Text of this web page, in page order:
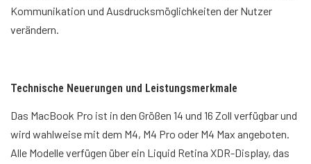
Kommunikation und Ausdrucksmöglichkeiten der Nutzer
verändern.
Technische Neuerungen und Leistungsmerkmale
Das MacBook Pro ist in den Größen 14 und 16 Zoll verfügbar und
wird wahlweise mit dem M4, M4 Pro oder M4 Max angeboten.
Alle Modelle verfügen über ein Liquid Retina XDR-Display, das